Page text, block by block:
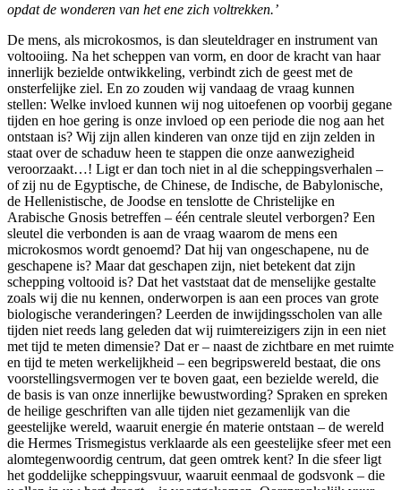
opdat de wonderen van het ene zich voltrekken.’
De mens, als microkosmos, is dan sleuteldrager en instrument van
voltooiing. Na het scheppen van vorm, en door de kracht van haar
innerlijk bezielde ontwikkeling, verbindt zich de geest met de
onsterfelijke ziel. En zo zouden wij vandaag de vraag kunnen
stellen: Welke invloed kunnen wij nog uitoefenen op voorbij gegane
tijden en hoe gering is onze invloed op een periode die nog aan het
ontstaan is? Wij zijn allen kinderen van onze tijd en zijn zelden in
staat over de schaduw heen te stappen die onze aanwezigheid
veroorzaakt…! Ligt er dan toch niet in al die scheppingsverhalen –
of zij nu de Egyptische, de Chinese, de Indische, de Babylonische,
de Hellenistische, de Joodse en tenslotte de Christelijke en
Arabische Gnosis betreffen – één centrale sleutel verborgen? Een
sleutel die verbonden is aan de vraag waarom de mens een
microkosmos wordt genoemd? Dat hij van ongeschapene, nu de
geschapene is? Maar dat geschapen zijn, niet betekent dat zijn
schepping voltooid is? Dat het vaststaat dat de menselijke gestalte
zoals wij die nu kennen, onderworpen is aan een proces van grote
biologische veranderingen? Leerden de inwijdingsscholen van alle
tijden niet reeds lang geleden dat wij ruimtereizigers zijn in een niet
met tijd te meten dimensie? Dat er – naast de zichtbare en met ruimte
en tijd te meten werkelijkheid – een begripswereld bestaat, die ons
voorstellingsvermogen ver te boven gaat, een bezielde wereld, die
de basis is van onze innerlijke bewustwording? Spraken en spreken
de heilige geschriften van alle tijden niet gezamenlijk van die
geestelijke wereld, waaruit energie én materie ontstaan – de wereld
die Hermes Trismegistus verklaarde als een geestelijke sfeer met een
alomtegenwoordig centrum, dat geen omtrek kent? In die sfeer ligt
het goddelijke scheppingsvuur, waaruit eenmaal de godsvonk – die